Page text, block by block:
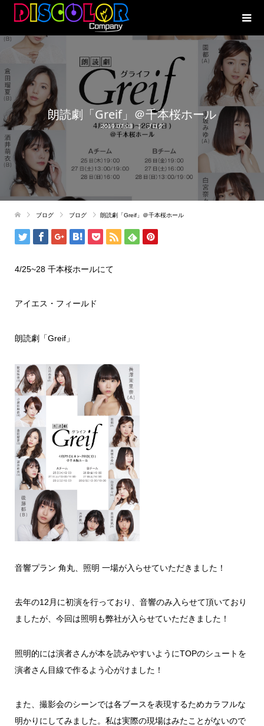
朗読劇「Greif」＠千本桜ホール
2019.07.03 ブログ
ブログ ブログ 朗読劇「Greif」＠千本桜ホール
4/25~28 千本桜ホールにて
アイエス・フィールド
朗読劇「Greif」
音響プラン 角丸、照明 一場が入らせていただきました！
去年の12月に初演を行っており、音響のみ入らせて頂いており
ましたが、今回は照明も弊社が入らせていただきました！
照明的には演者さんが本を読みやすいようにTOPのシュートを
演者さん目線で作るよう心がけました！
また、撮影会のシーンでは各ブースを表現するためカラフルな
明かりにしてみました。私は実際の現場はみたことがないので